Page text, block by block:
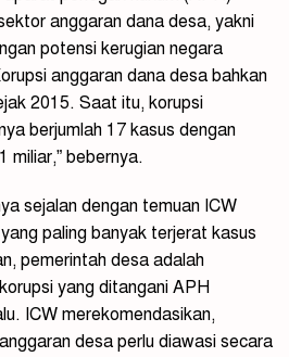
anggaran dana desa, yakni
potensi kerugian negara
anggaran dana desa bahkan
2015. Saat itu, korupsi
berjumlah 17 kasus dengan
miliar,” bebernya.
sejalan dengan temuan ICW
paling banyak terjerat kasus
pemerintah desa adalah
yang ditangani APH
ICW merekomendasikan,
desa perlu diawasi secara